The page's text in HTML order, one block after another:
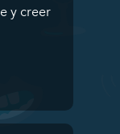
y creer